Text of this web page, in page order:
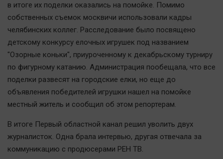
в итоге их поделки оказались на помойке. Помимо
собственных съемок москвичи использовали кадры
челябинских коллег. Расследование было посвящено
детскому конкурсу елочных игрушек под названием
"Озорные коньки", приуроченному к декабрьскому турниру
по фигурному катанию. Администрация пообещала, что все
поделки развесят на городские елки, но еще до
объявления победителей игрушки нашел на помойке
местный житель и сообщил об этом репортерам.
В итоге Первый областной канал решил уволить двух
журналисток. Одна брала интервью, другая отвечала за
коммуникацию с продюсерами РЕН ТВ.